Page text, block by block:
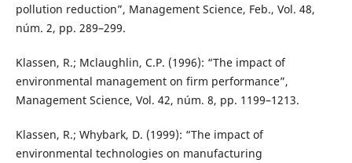
pollution reduction”, Management Science, Feb., Vol. 48,
núm. 2, pp. 289–299.
Klassen, R.; Mclaughlin, C.P. (1996): “The impact of
environmental management on firm performance”,
Management Science, Vol. 42, núm. 8, pp. 1199–1213.
Klassen, R.; Whybark, D. (1999): “The impact of
environmental technologies on manufacturing